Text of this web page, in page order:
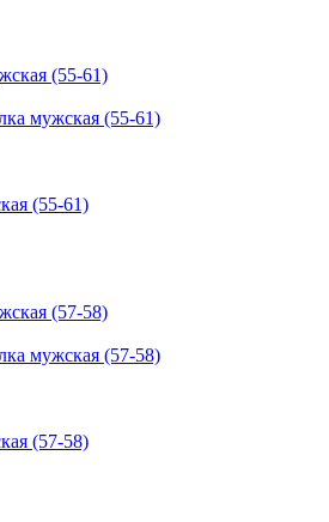
мужская (55-61)
(55-61)
мужская (57-58)
(57-58)